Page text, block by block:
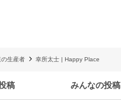
の生産者 幸所太士 | Happy Place
稿 みんなの投稿